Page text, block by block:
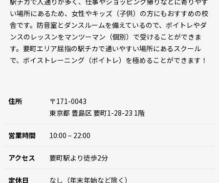
い場所にあるため、女性やキッズ（子供）の方にもおすすめの校
舎です。防音室とダンスルームを備えているので、ボイトレやダ
ンスのレッスンをマンツーマン（個別）で受けることができま
す。要町エリア屈指の駅チカで通いやすい場所にあるスクール
で、ボイストレーニング（ボイトレ）を極めることができます！
住所
〒171-0043
東京都 豊島区 要町1-28-23 1階
営業時間 10:00 – 22:00
アクセス 要町駅より徒歩2分
定休日 なし（年末年始など除く）